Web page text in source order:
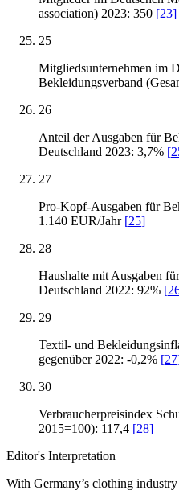
association) 2023: 350 [23]
25
Mitgliedsunternehmen im
Bekleidungsverband
26
Anteil der Ausgaben für
Deutschland 2023: 3,7% [
27
Pro-Kopf-Ausgaben für
1.140 EUR/Jahr [25]
28
Haushalte mit Ausgaben
Deutschland 2022: 92% [
29
Textil- und
gegenüber 2022: -0,2% [27
30
Verbraucherpreisindex
2015=100): 117,4 [28]
Editor's Interpretation
With Germany’s clothing